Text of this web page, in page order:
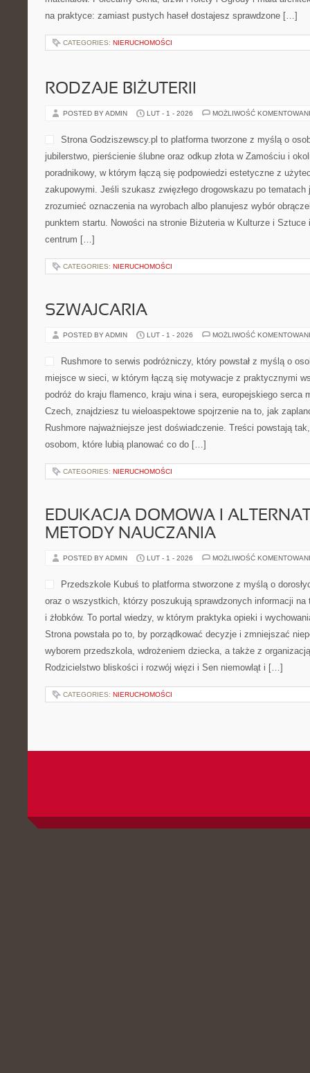
na praktyce: zamiast pustych haseł dostajesz sprawdzone […]
CATEGORIES: NIERUCHOMOŚCI
RODZAJE BIŻUTERII
POSTED BY ADMIN LUT - 1 - 2026 MOŻLIWOŚĆ
Strona Godziszewscy.pl to platforma tworzone z myślą o
jubilerstwo, pierścienie ślubne oraz odkup złota w Zamościu i
poradnikowy, w którym łączą się podpowiedzi estetyczne z
zakupowymi. Jeśli szukasz zwięzłego drogowskazu po
zrozumieć oznaczenia na wyrobach albo planujesz wybór
punktem startu. Nowości na stronie Biżuteria w Kulturze i Sztuce
centrum […]
CATEGORIES: NIERUCHOMOŚCI
SZWAJCARIA
POSTED BY ADMIN LUT - 1 - 2026 MOŻLIWOŚĆ
Rushmore to serwis podróżniczy, który powstał z myślą o
miejsce w sieci, w którym łączą się motywacje z praktycznymi
podróż do kraju flamenco, kraju wina i sera, europejskiego serca
Czech, znajdziesz tu wieloaspektowe spojrzenie na to, jak
Rushmore najważniejsze jest doświadczenie. Treści powstają
osobom, które lubią planować co do […]
CATEGORIES: NIERUCHOMOŚCI
EDUKACJA DOMOWA I
METODY NAUCZANIA
POSTED BY ADMIN LUT - 1 - 2026 MOŻLIWOŚĆ
Przedszkole Kubuś to platforma stworzone z myślą o
oraz o wszystkich, którzy poszukują sprawdzonych informacji na
i żłobków. To portal wiedzy, w którym praktyka opieki i
Strona powstała po to, by porządkować decyzje i zmniejszać
wyborem przedszkola, wdrożeniem dziecka, a także z
Rodzicielstwo bliskości i rozwój więzi i Sen niemowląt i […]
CATEGORIES: NIERUCHOMOŚCI